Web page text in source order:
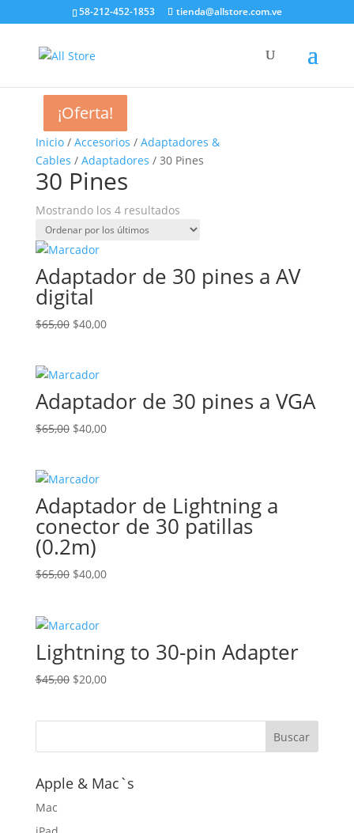
58-212-452-1853 tienda@allstore.com.ve
Inicio/ Accesorios / Adaptadores &
Cables / Adaptadores / 30 Pines
30 Pines
Mostrando los 4 resultadosOrdenado
por
¡Oferta!
Adaptador de 30 pines a AV
digital
$65,00 El
era:
$65,00.
$40,00El
$40,00.
¡Oferta!
Adaptador de 30 pines a VGA
$65,00 El
era:
$65,00.
$40,00El
$40,00.
¡Oferta!
Adaptador de Lightning a
conector de 30 patillas
(0.2m)
$65,00 El
era:
$65,00.
$40,00El
$40,00.
¡Oferta!
Lightning to 30-pin Adapter
$45,00 El
$45,00.
$20,00El
$20,00.
Apple & Mac`s
Mac